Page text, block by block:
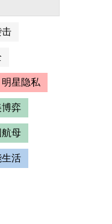
击
明星隐私
弈
母
生活